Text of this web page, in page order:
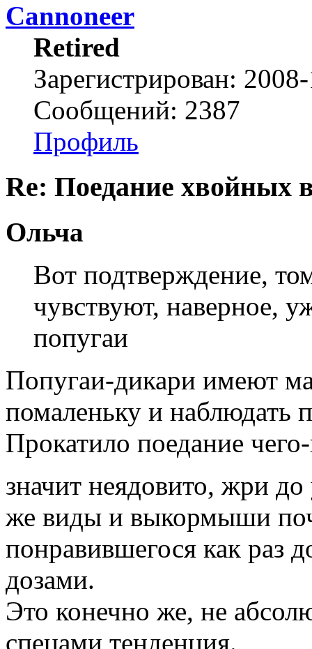
Cannoneer
Retired
Зарегистрирован:
Сообщений: 2387
Профиль
Re: Поедание хвойных
Ольча
Вот подтверждение,
чувствуют, наверное,
попугаи
Попугаи-дикари имеют
помаленьку и наблюдать
Прокатило поедание
значит неядовито, жри
же виды и выкормыши
понравившегося как раз
дозами.
Это конечно же, не
спецами тенденция.